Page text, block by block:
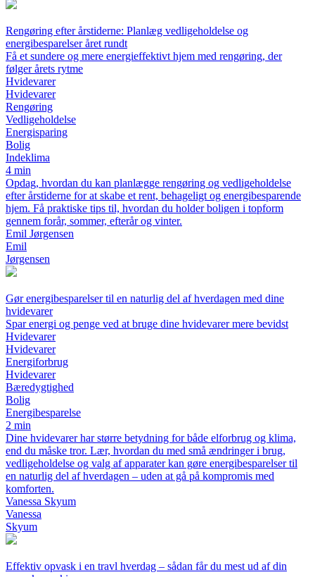
Rengøring efter årstiderne: Planlæg vedligeholdelse og
energibesparelser året rundt
Få et sundere og mere energieffektivt hjem med rengøring, der
følger årets rytme
Hvidevarer
Hvidevarer
Rengøring
Vedligeholdelse
Energisparing
Bolig
Indeklima
4 min
Opdag, hvordan du kan planlægge rengøring og vedligeholdelse
efter årstiderne for at skabe et rent, behageligt og energibesparende
hjem. Få praktiske tips til, hvordan du holder boligen i topform
gennem forår, sommer, efterår og vinter.
Emil Jørgensen
Emil
Jørgensen
Gør energibesparelser til en naturlig del af hverdagen med dine
hvidevarer
Spar energi og penge ved at bruge dine hvidevarer mere bevidst
Hvidevarer
Hvidevarer
Energiforbrug
Hvidevarer
Bæredygtighed
Bolig
Energibesparelse
2 min
Dine hvidevarer har større betydning for både elforbrug og klima,
end du måske tror. Lær, hvordan du med små ændringer i brug,
vedligeholdelse og valg af apparater kan gøre energibesparelser til
en naturlig del af hverdagen – uden at gå på kompromis med
komforten.
Vanessa Skyum
Vanessa
Skyum
Effektiv opvask i en travl hverdag – sådan får du mest ud af din